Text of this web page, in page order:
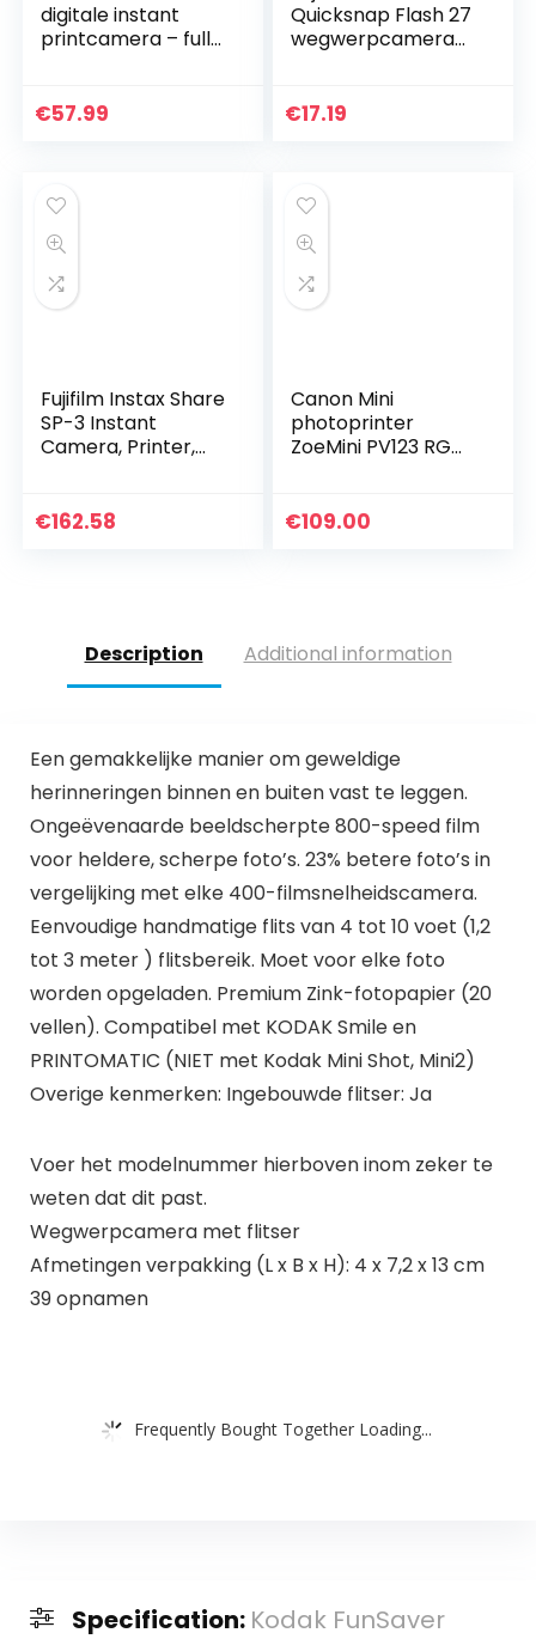
digitale instant
printcamera – full-
fotopapier met
€57.99
Quicksnap Flash 27
wegwerpcamera
€17.19
Fujifilm Instax Share
SP-3 Instant
Camera, Printer,
€162.58
Canon Mini
photoprinter
ZoeMini PV123 RGW
€109.00
Description Additional information
Een gemakkelijke manier om geweldige
herinneringen binnen en buiten vast te leggen.
Ongeëvenaarde beeldscherpte 800-speed film
voor heldere, scherpe foto’s. 23% betere foto’s in
vergelijking met elke 400-filmsnelheidscamera.
Eenvoudige handmatige flits van 4 tot 10 voet (1,2
tot 3 meter ) flitsbereik. Moet voor elke foto
worden opgeladen. Premium Zink-fotopapier (20
vellen). Compatibel met KODAK Smile en
PRINTOMATIC (NIET met Kodak Mini Shot, Mini2)
Overige kenmerken: Ingebouwde flitser: Ja
Voer het modelnummer hierboven inom zeker te
weten dat dit past.
Wegwerpcamera met flitser
Afmetingen verpakking (L x B x H): 4 x 7,2 x 13 cm
39 opnamen
Frequently Bought Together Loading...
Specification: Kodak FunSaver